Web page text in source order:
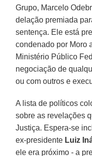
Grupo, Marcelo
delação premiada
sentença. Ele está
condenado por Moro
Ministério Público
negociação de
ou com outros e
A lista de políticos
sobre as revelações
Justiça. Espera-se
ex-presidente Luiz
ele era próximo - a